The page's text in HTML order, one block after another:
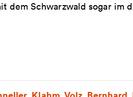
dem Schwarzwald sogar im